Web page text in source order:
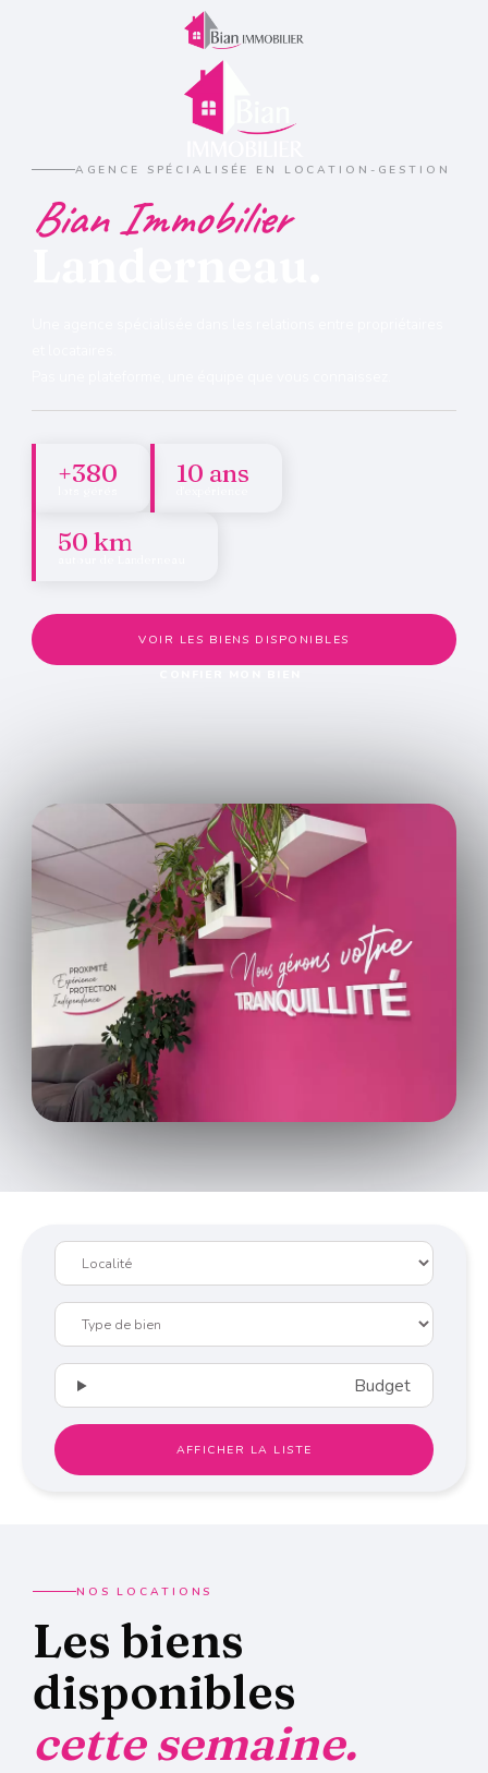
AGENCE SPÉCIALISÉE EN LOCATION-GESTION
Bian Immobilier
+380 10 ans
50 km
VOIR LES BIENS DISPONIBLES
Budget
NOS LOCATIONS
Les biens
disponibles
cette semaine.